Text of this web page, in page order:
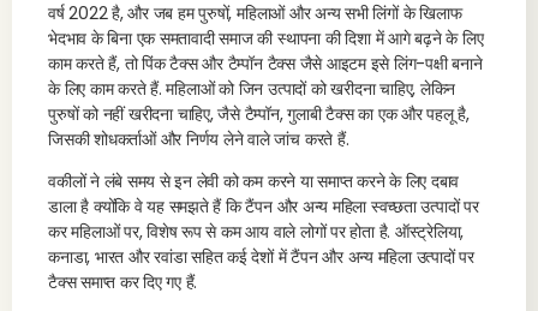
वर्ष 2022 है, और जब हम पुरुषों, महिलाओं और अन्य सभी लिंगों के खिलाफ
भेदभाव के बिना एक समतावादी समाज की स्थापना की दिशा में आगे बढ़ने के लिए
काम करते हैं, तो पिंक टैक्स और टैम्पॉन टैक्स जैसे आइटम इसे लिंग-पक्षी बनाने
के लिए काम करते हैं. महिलाओं को जिन उत्पादों को खरीदना चाहिए, लेकिन
पुरुषों को नहीं खरीदना चाहिए, जैसे टैम्पॉन, गुलाबी टैक्स का एक और पहलू है,
जिसकी शोधकर्ताओं और निर्णय लेने वाले जांच करते हैं.
वकीलों ने लंबे समय से इन लेवी को कम करने या समाप्त करने के लिए दबाव
डाला है क्योंकि वे यह समझते हैं कि टैंपन और अन्य महिला स्वच्छता उत्पादों पर
कर महिलाओं पर, विशेष रूप से कम आय वाले लोगों पर होता है. ऑस्ट्रेलिया,
कनाडा, भारत और रवांडा सहित कई देशों में टैंपन और अन्य महिला उत्पादों पर
टैक्स समाप्त कर दिए गए हैं.